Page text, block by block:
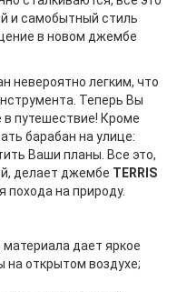
и самобытный стиль
в новом джембе
невероятно легким, что
Теперь Вы
путешествие! Кроме
барабан на улице:
Ваши планы. Все это,
делает джембе TERRIS
похода на природу.
дает яркое
на открытом воздухе;